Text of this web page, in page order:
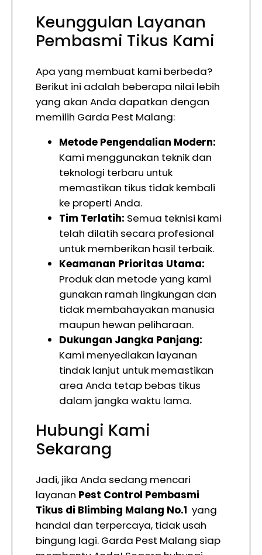
Keunggulan Layanan
Pembasmi Tikus Kami
Apa yang membuat kami berbeda?
Berikut ini adalah beberapa nilai lebih
yang akan Anda dapatkan dengan
memilih Garda Pest Malang:
Metode Pengendalian Modern:
Kami menggunakan teknik dan
teknologi terbaru untuk
memastikan tikus tidak kembali
ke properti Anda.
Tim Terlatih: Semua teknisi kami
telah dilatih secara profesional
untuk memberikan hasil terbaik.
Keamanan Prioritas Utama:
Produk dan metode yang kami
gunakan ramah lingkungan dan
tidak membahayakan manusia
maupun hewan peliharaan.
Dukungan Jangka Panjang:
Kami menyediakan layanan
tindak lanjut untuk memastikan
area Anda tetap bebas tikus
dalam jangka waktu lama.
Hubungi Kami
Sekarang
Jadi, jika Anda sedang mencari
layanan Pest Control Pembasmi
Tikus di Blimbing Malang No.1 yang
handal dan terpercaya, tidak usah
bingung lagi. Garda Pest Malang siap